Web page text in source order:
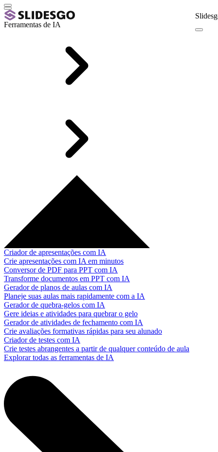
Ferramentas de IA
Criador de apresentações com IA
Crie apresentações com IA em minutos
Conversor de PDF para PPT com IA
Transforme documentos em PPT com IA
Gerador de planos de aulas com IA
Planeje suas aulas mais rapidamente com a IA
Gerador de quebra-gelos com IA
Gere ideias e atividades para quebrar o gelo
Gerador de atividades de fechamento com IA
Crie avaliações formativas rápidas para seu alunado
Criador de testes com IA
Crie testes abrangentes a partir de qualquer conteúdo de aula
Explorar todas as ferramentas de IA